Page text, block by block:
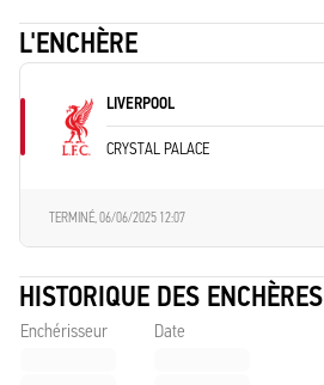
L'ENCHÈRE
LIVERPOOL
CRYSTAL PALACE
TERMINÉ,06/06/2025 12:07
HISTORIQUE DES ENCHÈRES
Enchérisseur Date